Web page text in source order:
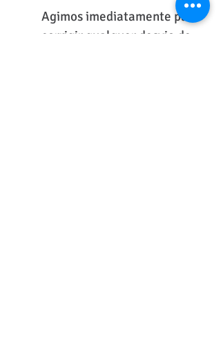
Agimos imediatamente para
corrigir qualquer desvio de